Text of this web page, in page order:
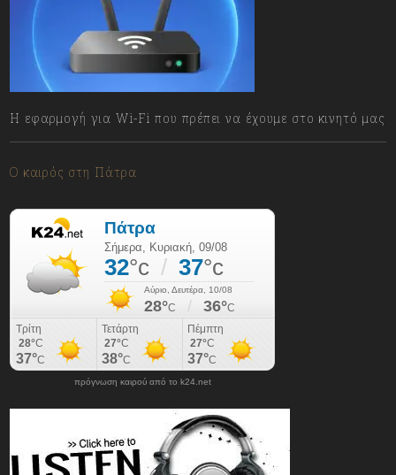
Η εφαρμογή για Wi-Fi που πρέπει να έχουμε στο κινητό μας
Ο καιρός στη Πάτρα
πρόγνωση καιρού από το k24.net